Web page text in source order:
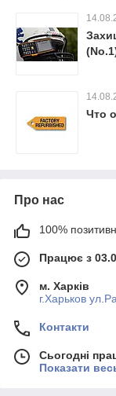
Что
Про нас
100%
Працює з
м. Харків
г.Харьков
Контакти
Сьогодні
Показати